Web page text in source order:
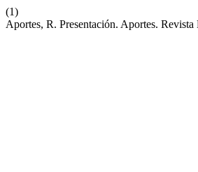
(1)
Aportes, R. Presentación. Aportes.